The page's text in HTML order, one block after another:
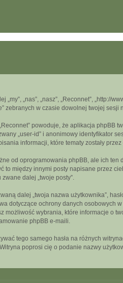
„nas”, „nasz”, „Reconnet”, „http://
zebranych w czasie dowolnej twojej sesji
powoduje, że aplikacja
„user-id” i anonimowy identyfikator
informacji, które tematy zostały
od oprogramowania phpBB, ale ich
między innymi posty napisane przez
dalej „twoje posty”.
dalej „twoja nazwa użytkownika”,
dotyczące ochrony danych
możliwość wybrania, które informacje o
phpBB e-maili.
tego samego hasła na różnych
poprosi cię o podanie nazwy